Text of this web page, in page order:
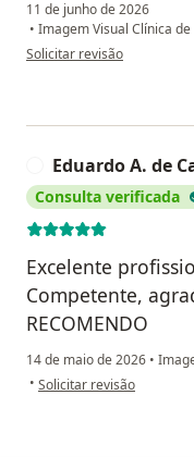
11 de junho de 2026
• Imagem Visual Clínica de
na opinião do utilizador
Solicitar revisão
Eduardo A. de
Consulta verificada
Excelente
Competente,
RECOMENDO
14 de maio de 2026 •
• na opinião do utilizador
Solicitar revisão